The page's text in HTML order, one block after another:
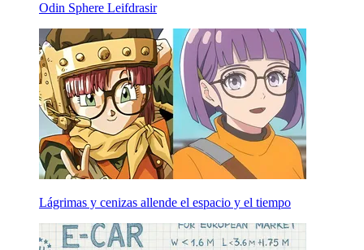
Odin Sphere Leifdrasir
Lágrimas y cenizas allende el espacio y el tiempo